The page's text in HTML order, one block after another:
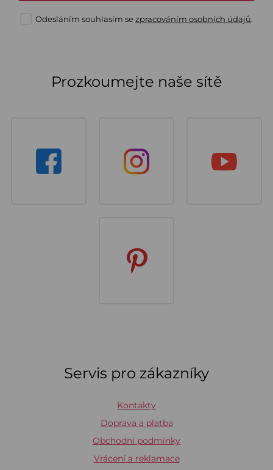
Odesláním souhlasím sezpracováním osobních údajů.
Prozkoumejte naše sítě
Servis pro zákazníky
Kontakty
Doprava a platba
Obchodní podmínky
Vrácení a reklamace